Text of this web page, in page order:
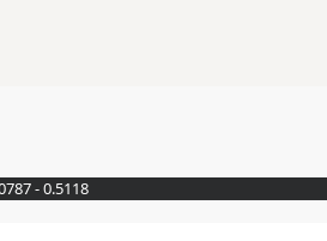
- 0.5118